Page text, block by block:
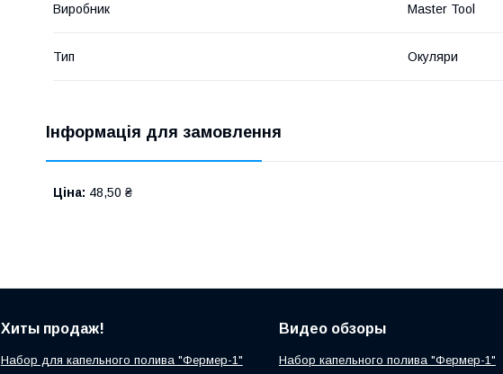
Виробник Master Tool
Тип Окуляри
Інформація для замовлення
Ціна: 48,50 ₴
Хиты продаж!
Набор для капельного полива "Фермер-1"
Видео обзоры
Набор капельного полива "Фермер-1"